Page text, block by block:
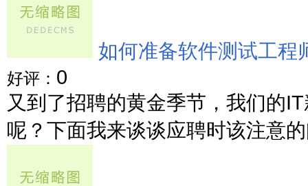
如何准备软件测试工程
好评： 0
又到了招聘的黄金季节，我们的
呢？下面我来谈谈应聘时该注意